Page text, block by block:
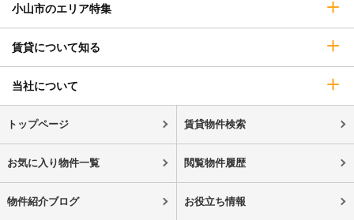
小山市のエリア特集
賃貸について知る
当社について
トップページ 賃貸物件検索
お気に入り物件一覧 閲覧物件履歴
物件紹介ブログ お役立ち情報